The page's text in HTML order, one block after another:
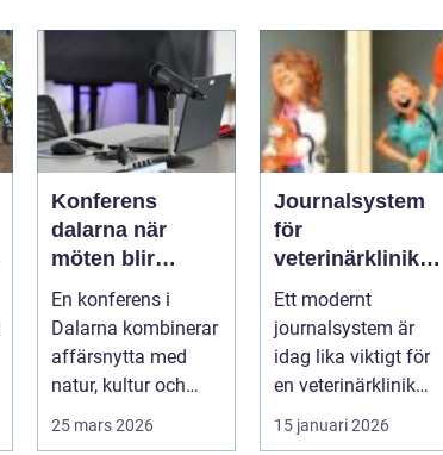
Konferens
dalarna när
möten blir
upplevelser
En konferens i
Dalarna kombinerar
affärsnytta med
natur, kultur och
lugn. Företag som
25 mars 2026
Journalsystem
för
veterinärkliniker
nyckeln till
smidigare
vardag och
säkrare vård
Ett modernt
journalsystem är
idag lika viktigt för
en veterinärklinik
som
röntgenutrustning
15 januari 2026